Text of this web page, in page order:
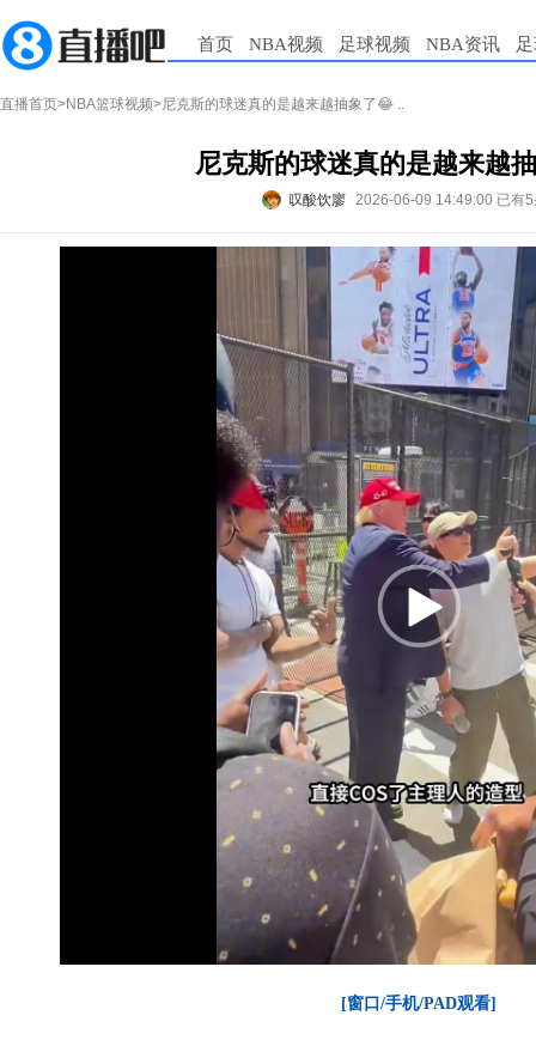
首页 NBA视频 足球视频 NBA资讯
直播首页>NBA篮球视频>尼克斯的球迷真的是越来越抽象了😂 ..
尼克斯的球迷真的是越来越
叹酸饮廖 2026-06-09 14:49:00 已有
[窗口/手机/PAD观看]